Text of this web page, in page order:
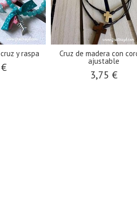
y raspa Cruz de madera con
ajustable
3,75 €